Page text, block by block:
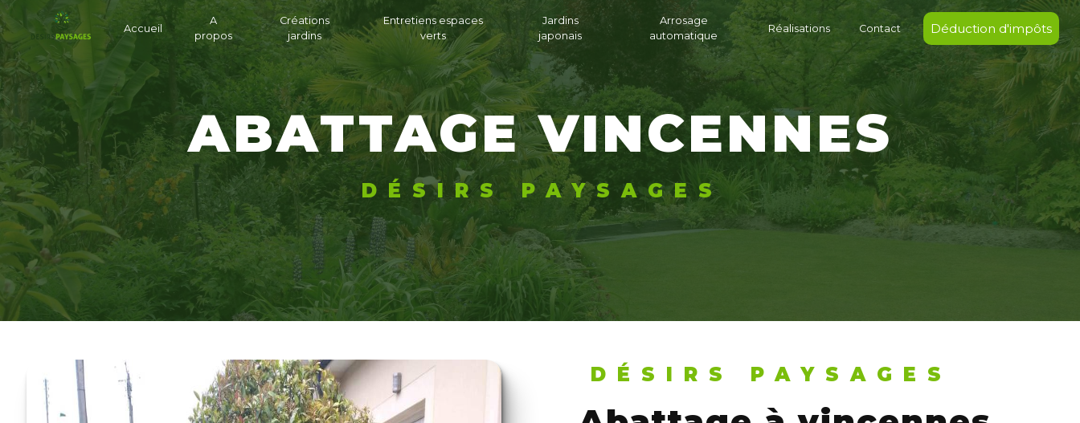
Accueil
A
propos
Créations
jardins
Entretiens espaces
verts
Jardins
japonais
Arrosage
automatique
Réalisations Contact Déduction d'impôts
ABATTAGE VINCENNES
DÉSIRS PAYSAGES
DÉSIRS PAYSAGES
Panneau de gestion des cookies